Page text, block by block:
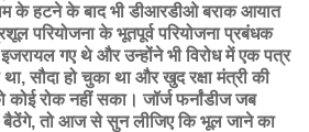
के हटने के बाद भी डीआरडीओ बराक आयात
परियोजना के भूतपूर्व परियोजना प्रबंधक
गए थे और उन्होंने भी विरोध में एक पत्र
सौदा हो चुका था और खुद रक्षा मंत्री की
कोई रोक नहीं सका। जॉर्ज फर्नांडीज जब
बैठेंगे, तो आज से सुन लीजिए कि भूल जाने का